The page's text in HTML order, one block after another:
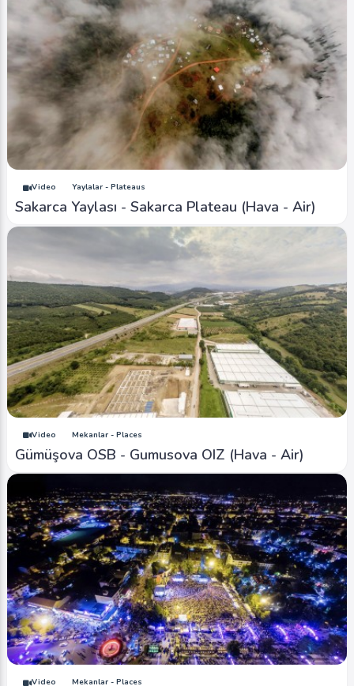
Video Yaylalar - Plateaus
Sakarca Yaylası - Sakarca Plateau (Hava - Air)
Video Mekanlar - Places
Gümüşova OSB - Gumusova OIZ (Hava - Air)
Video Mekanlar - Places